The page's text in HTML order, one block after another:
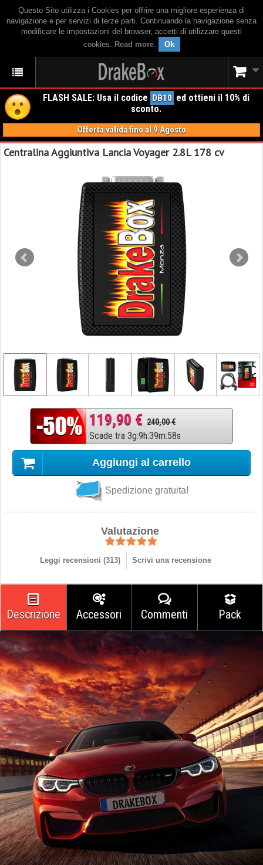
Questo Sito utilizza i Cookies per offrire una migliore esperienza di
navigazione e per servizi di terze parti. Continuando la navigazione senza
modificare le impostazioni del browser, accetti di utilizzare questi
cookies. Read more. Ok
FLASH SALE: Usa il codice DB10 ed ottieni il 10% di
sconto.
Offerta valida fino al 9 Agosto
Centralina Aggiuntiva Lancia Voyager 2.8L 178 cv
119,90 € 240,00 €
Scade tra 3g:9h:39m:57s
Aggiungi al carrello
Spedizione gratuita!
Valutazione
Leggi recensioni (313) Scrivi una recensione
Descrizione Accessori Commenti Pack